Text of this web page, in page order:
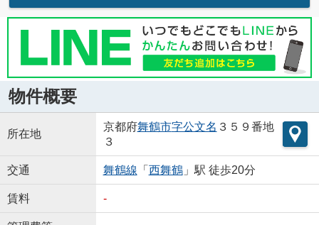
物件概要
所在地
京都府舞鶴市字公文名 ３５９番地
３
交通 舞鶴線 「 西舞鶴」駅 徒歩20分
賃料 -